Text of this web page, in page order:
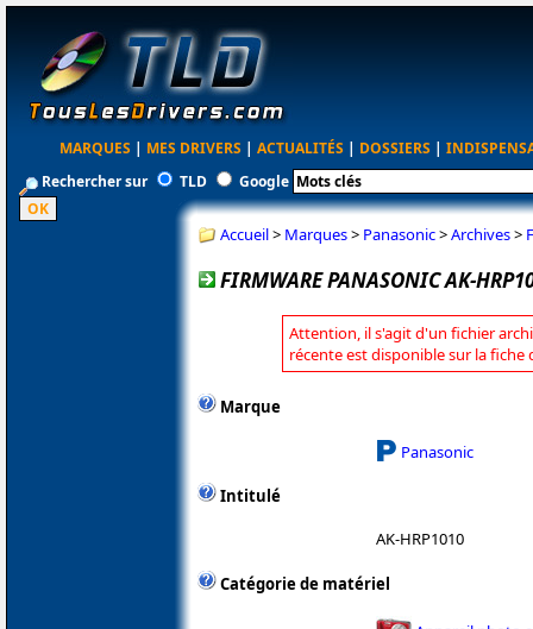
MARQUES | MES DRIVERS | ACTUALITÉS | DOSSIERS |
Rechercher sur
TLD Google
Accueil> Marques> Panasonic>Archives>
FIRMWARE PANASONIC AK-
Attention, il s'agit d'un fichier
récente est disponible sur la fiche
Marque
Panasonic
Intitulé
AK-HRP1010
Catégorie de matériel